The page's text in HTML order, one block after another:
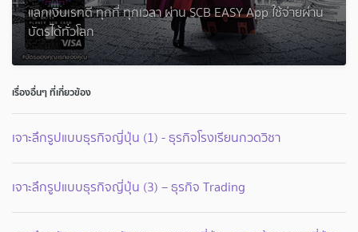
แลกเงินเรทดี ทุกที่ ทุกเวลา ผ่าน SCB EASY App ใช้จ่ายผ่าน
บัตรได้ทั่วโลก
เรื่องอื่นๆ ที่เกี่ยวข้อง
เจาะลึกรูปแบบธุรกิจญี่ปุ่น (1) - ธุรกิจโรงเรียนกวดวิชา
เจาะลึกรูปแบบธุรกิจญี่ปุ่น (3) – ธุรกิจ Trading